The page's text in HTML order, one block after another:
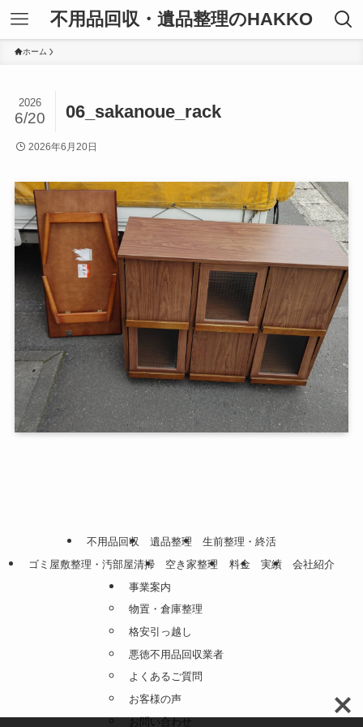
不用品回収・遺品整理のHAKKO
ホーム
06_sakanoue_rack
2026
6/20
2026年6月20日
不用品回収 遺品整理
生前整理・終活
ゴミ屋敷整理・汚部屋清掃
空き家整理 料金 実績
会社紹介
事業案内
物置・倉庫整理
格安引っ越し
悪徳不用品回収業者
よくあるご質問
お客様の声
お問い合わせ